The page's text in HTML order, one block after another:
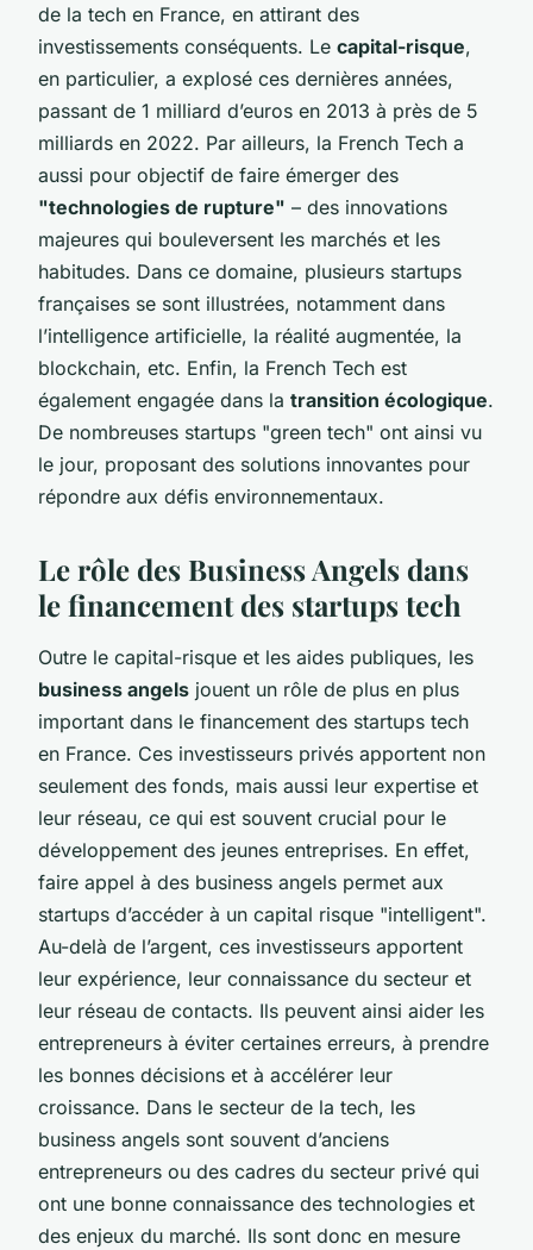
de la tech en France, en attirant des
investissements conséquents. Le capital-risque,
en particulier, a explosé ces dernières années,
passant de 1 milliard d’euros en 2013 à près de 5
milliards en 2022. Par ailleurs, la French Tech a
aussi pour objectif de faire émerger des
"technologies de rupture" – des innovations
majeures qui bouleversent les marchés et les
habitudes. Dans ce domaine, plusieurs startups
françaises se sont illustrées, notamment dans
l’intelligence artificielle, la réalité augmentée, la
blockchain, etc. Enfin, la French Tech est
également engagée dans la transition écologique.
De nombreuses startups "green tech" ont ainsi vu
le jour, proposant des solutions innovantes pour
répondre aux défis environnementaux.
Le rôle des Business Angels dans
le financement des startups tech
Outre le capital-risque et les aides publiques, les
business angels jouent un rôle de plus en plus
important dans le financement des startups tech
en France. Ces investisseurs privés apportent non
seulement des fonds, mais aussi leur expertise et
leur réseau, ce qui est souvent crucial pour le
développement des jeunes entreprises. En effet,
faire appel à des business angels permet aux
startups d’accéder à un capital risque "intelligent".
Au-delà de l’argent, ces investisseurs apportent
leur expérience, leur connaissance du secteur et
leur réseau de contacts. Ils peuvent ainsi aider les
entrepreneurs à éviter certaines erreurs, à prendre
les bonnes décisions et à accélérer leur
croissance. Dans le secteur de la tech, les
business angels sont souvent d’anciens
entrepreneurs ou des cadres du secteur privé qui
ont une bonne connaissance des technologies et
des enjeux du marché. Ils sont donc en mesure